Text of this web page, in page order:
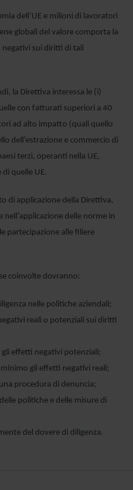
dell’UE e milioni di lavoratori
globali del valore comporta la
sui diritti di tali
la Direttiva interessa le (i)
con fatturati superiori a 40
ad alto impatto (quali quello
dell’estrazione e commercio di
terzi, operanti nella UE,
quelle UE.
di applicazione della Direttiva,
delle norme in
partecipazione alle filiere
coinvolte dovranno:
nelle politiche aziendali;
reali o potenziali sui diritti
effetti negativi potenziali;
gli effetti negativi reali;
procedura di denuncia;
politiche e delle misure di
del dovere di diligenza.